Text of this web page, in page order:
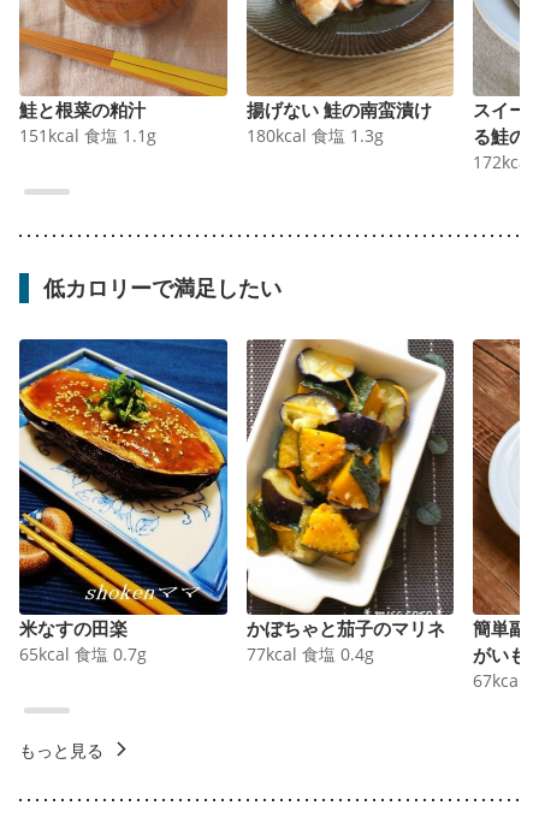
鮭と根菜の粕汁
151 kcal 食塩 1.1 g
揚げない 鮭の南蛮漬け
180kcal 食塩 1.3g
スイー
る鮭の
172kcal
低カロリーで満足したい
米なすの田楽
65kcal 食塩 0.7g
かぼちゃと茄子のマリネ
77kcal 食塩 0.4g
簡単副
がいも
67kcal
もっと見る